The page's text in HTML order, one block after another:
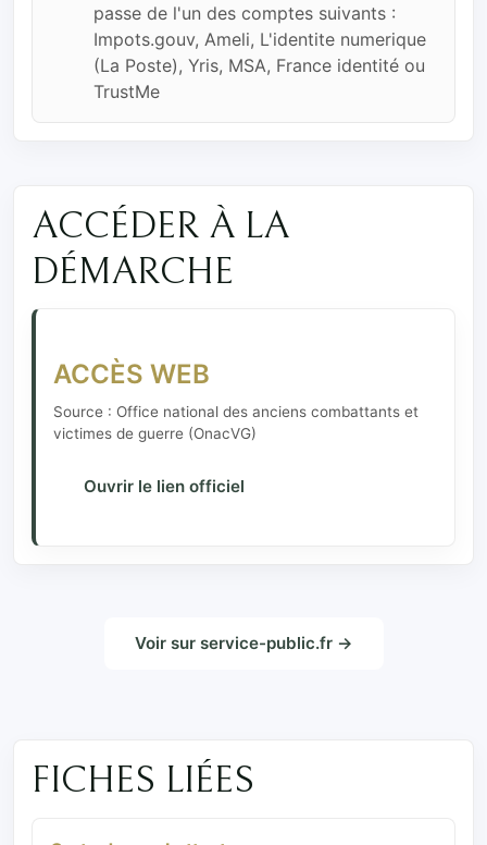
passe de l'un des comptes suivants :
Impots.gouv, Ameli, L'identite numerique
(La Poste), Yris, MSA, France identité ou
TrustMe
ACCÉDER À LA
DÉMARCHE
ACCÈS WEB
Source : Office national des anciens combattants et
victimes de guerre (OnacVG)
Ouvrir le lien officiel
Voir sur service-public.fr →
FICHES LIÉES